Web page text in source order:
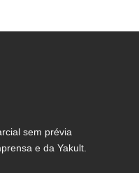
sem prévia
e da Yakult.